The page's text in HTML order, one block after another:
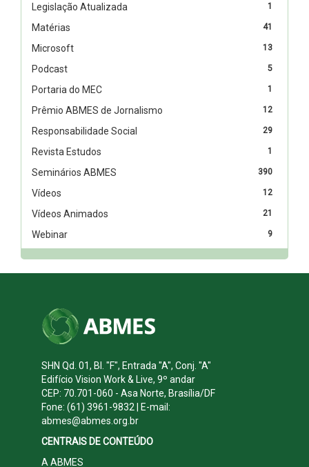
1
Legislação Atualizada
41
Matérias
13
Microsoft
5
Podcast
1
Portaria do MEC
12
Prêmio ABMES de Jornalismo
29
Responsabilidade Social
1
Revista Estudos
390
Seminários ABMES
12
Vídeos
21
Vídeos Animados
9
Webinar
SHN Qd. 01, Bl. "F", Entrada "A", Conj. "A"
Edifício Vision Work & Live, 9º andar
CEP: 70.701-060 - Asa Norte, Brasília/DF
Fone: (61) 3961-9832 | E-mail:
abmes@abmes.org.br
CENTRAIS DE CONTEÚDO
A ABMES